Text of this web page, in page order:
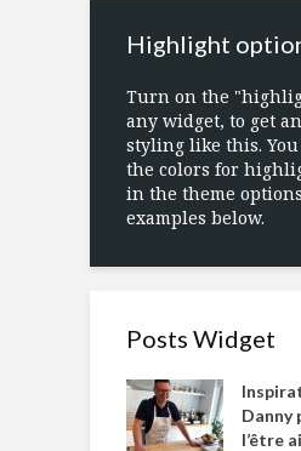
Highlight
Turn on the
any widget, to get
styling like this. You
the colors for
in the theme
examples below.
Posts Widget
Danny
l’être